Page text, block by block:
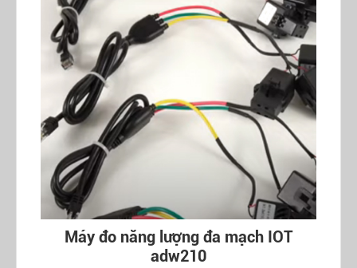
Máy đo năng lượng đa mạch IOT
adw210